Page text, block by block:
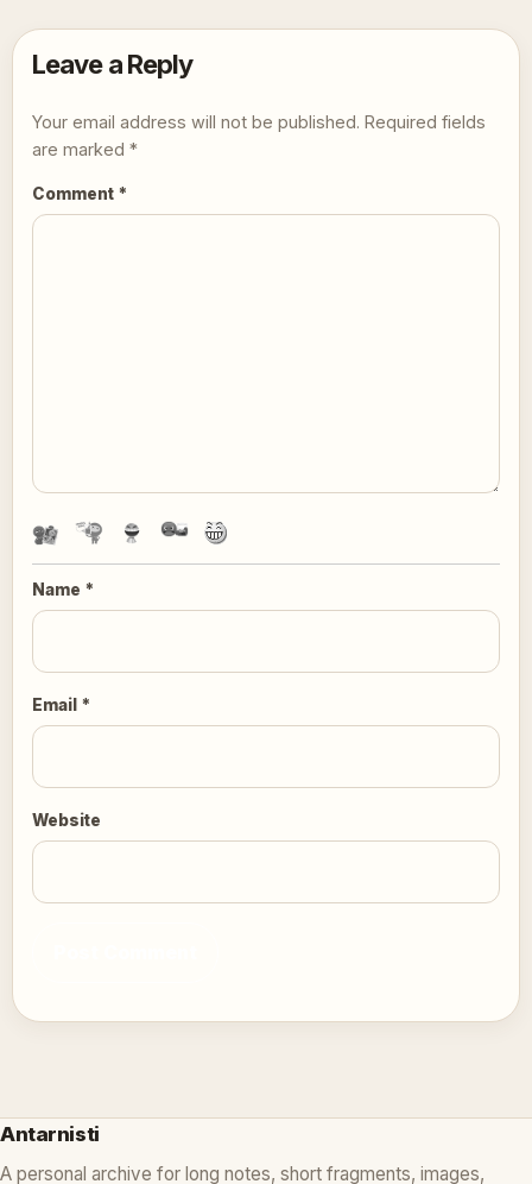
Leave a Reply
Your email address will not be published. Required fields
are marked *
Comment *
Name *
Email *
Website
Antarnisti
A personal archive for long notes, short fragments, images,